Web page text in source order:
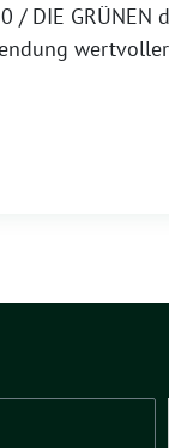
/ DIE GRÜNEN